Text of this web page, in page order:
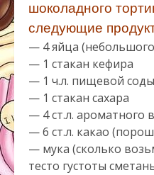
шоколадного
следующие
— 4 яйца
— 1 стакан кефира
— 1 ч.л. пищевой соды
— 1 стакан сахара
— 4 ст.л. ароматного
— 6 ст.л. какао
— мука (сколько
тесто густоты